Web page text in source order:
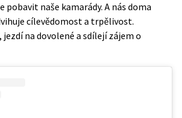
pobavit naše kamarády. A nás doma
cílevědomost a trpělivost.
na dovolené a sdílejí zájem o